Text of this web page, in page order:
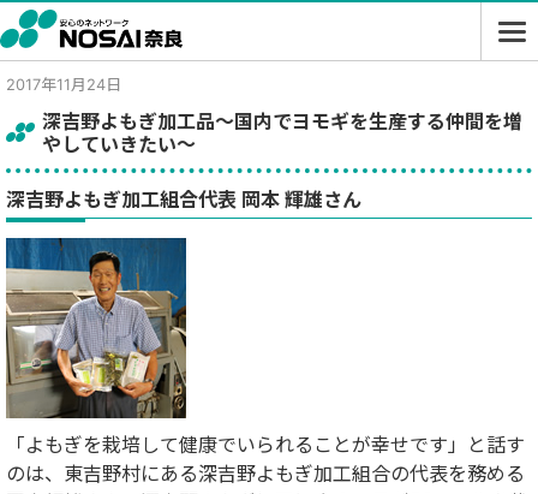
2017年11月24日
深吉野よもぎ加工品～国内でヨモギを生産する仲間を増
やしていきたい～
深吉野よもぎ加工組合代表 岡本 輝雄さん
「よもぎを栽培して健康でいられることが幸せです」と話す
のは、東吉野村にある深吉野よもぎ加工組合の代表を務める